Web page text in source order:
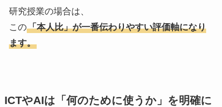
研究授業の場合は、
この「本人比」が一番伝わりやすい評価軸になり
ます。
ICTやAIは「何のために使うか」を明確に